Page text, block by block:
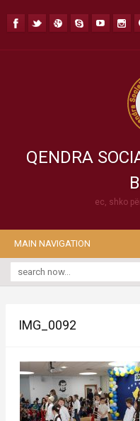
QENDRA
ec, shko
MAIN NAVIGATION
IMG_0092